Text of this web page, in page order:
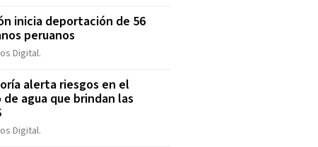
inicia deportación de 56
peruanos
Digital.
alerta riesgos en el
agua que brindan las
Digital.